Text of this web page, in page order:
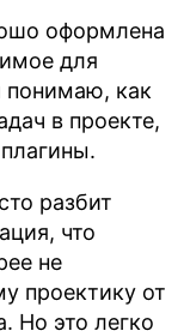
оформлена
для
понимаю, как
в проекте,
разбит
что
не
проектику от
Но это легко